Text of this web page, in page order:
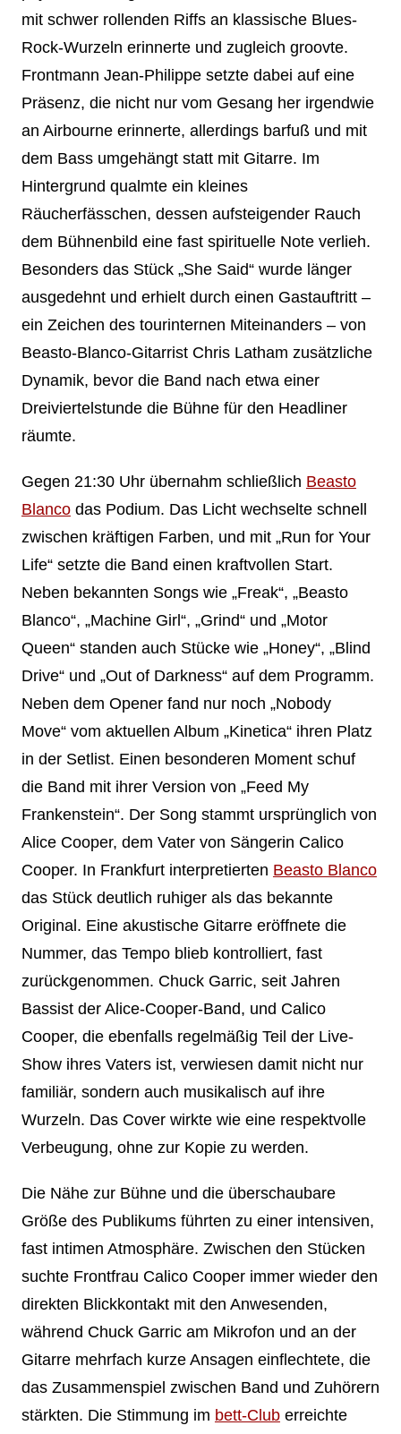
mit schwer rollenden Riffs an klassische Blues-
Rock-Wurzeln erinnerte und zugleich groovte.
Frontmann Jean-Philippe setzte dabei auf eine
Präsenz, die nicht nur vom Gesang her irgendwie
an Airbourne erinnerte, allerdings barfuß und mit
dem Bass umgehängt statt mit Gitarre. Im
Hintergrund qualmte ein kleines
Räucherfässchen, dessen aufsteigender Rauch
dem Bühnenbild eine fast spirituelle Note verlieh.
Besonders das Stück „She Said“ wurde länger
ausgedehnt und erhielt durch einen Gastauftritt –
ein Zeichen des tourinternen Miteinanders – von
Beasto-Blanco-Gitarrist Chris Latham zusätzliche
Dynamik, bevor die Band nach etwa einer
Dreiviertelstunde die Bühne für den Headliner
räumte.
Gegen 21:30 Uhr übernahm schließlich Beasto
Blancodas Podium. Das Licht wechselte schnell
zwischen kräftigen Farben, und mit „Run for Your
Life“ setzte die Band einen kraftvollen Start.
Neben bekannten Songs wie „Freak“, „Beasto
Blanco“, „Machine Girl“, „Grind“ und „Motor
Queen“ standen auch Stücke wie „Honey“, „Blind
Drive“ und „Out of Darkness“ auf dem Programm.
Neben dem Opener fand nur noch „Nobody
Move“ vom aktuellen Album „Kinetica“ ihren Platz
in der Setlist. Einen besonderen Moment schuf
die Band mit ihrer Version von „Feed My
Frankenstein“. Der Song stammt ursprünglich von
Alice Cooper, dem Vater von Sängerin Calico
Cooper. In Frankfurt interpretierten Beasto Blanco
das Stück deutlich ruhiger als das bekannte
Original. Eine akustische Gitarre eröffnete die
Nummer, das Tempo blieb kontrolliert, fast
zurückgenommen. Chuck Garric, seit Jahren
Bassist der Alice-Cooper-Band, und Calico
Cooper, die ebenfalls regelmäßig Teil der Live-
Show ihres Vaters ist, verwiesen damit nicht nur
familiär, sondern auch musikalisch auf ihre
Wurzeln. Das Cover wirkte wie eine respektvolle
Verbeugung, ohne zur Kopie zu werden.
Die Nähe zur Bühne und die überschaubare
Größe des Publikums führten zu einer intensiven,
fast intimen Atmosphäre. Zwischen den Stücken
suchte Frontfrau Calico Cooper immer wieder den
direkten Blickkontakt mit den Anwesenden,
während Chuck Garric am Mikrofon und an der
Gitarre mehrfach kurze Ansagen einflechtete, die
das Zusammenspiel zwischen Band und Zuhörern
stärkten. Die Stimmung im bett-Cluberreichte